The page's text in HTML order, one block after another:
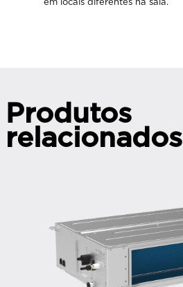
em locais diferentes na sala.
Produtos
relacionados